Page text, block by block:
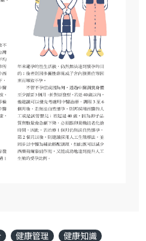
健康管理
健康知識